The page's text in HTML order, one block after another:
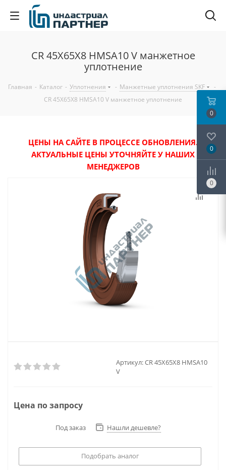
CR 45X65X8 HMSA10 V манжетное
уплотнение
Главная - Каталог - Уплотнения - Манжетные уплотнения SKF
-
CR 45X65X8 HMSA10 V манжетное уплотнение
ЦЕНЫ НА САЙТЕ В ПРОЦЕССЕ ОБНОВЛЕНИЯ.
АКТУАЛЬНЫЕ ЦЕНЫ УТОЧНЯЙТЕ У НАШИХ
МЕНЕДЖЕРОВ
Артикул:CR 45X65X8 HMSA10
V
Цена по запросу
Под заказ Нашли дешевле?
Подобрать аналог
0
0
0